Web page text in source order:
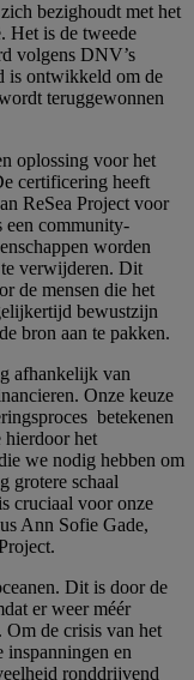
bezighoudt met het
Het is de tweede
volgens DNV’s
is ontwikkeld om de
teruggewonnen
oplossing voor het
certificering heeft
ReSea Project voor
een community-
worden
verwijderen. Dit
de mensen die het
bewustzijn
bron aan te pakken.
afhankelijk van
Onze keuze
betekenen
hierdoor het
we nodig hebben om
grotere schaal
cruciaal voor onze
Ann Sofie Gade,
Dit is door de
er weer méér
de crisis van het
inspanningen en
ronddrijvend